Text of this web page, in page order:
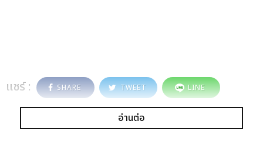
แชร์ : SHARE TWEET LINE
อ่านต่อ